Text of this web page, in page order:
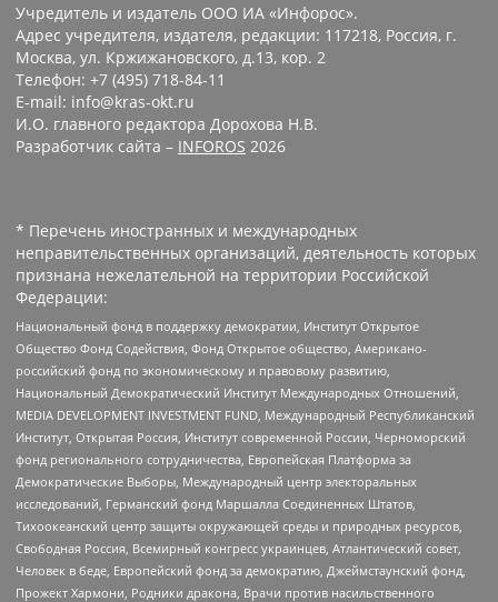
Учредитель и издатель ООО ИА «Инфорос».
Адрес учредителя, издателя, редакции: 117218, Россия, г.
Москва, ул. Кржижановского, д.13, кор. 2
Телефон: +7 (495) 718-84-11
E-mail: info@kras-okt.ru
И.О. главного редактора Дорохова Н.В.
Разработчик сайта – INFOROS 2026
* Перечень иностранных и международных
неправительственных организаций, деятельность которых
признана нежелательной на территории Российской
Федерации:
Национальный фонд в поддержку демократии, Институт Открытое
Общество Фонд Содействия, Фонд Открытое общество, Американо-
российский фонд по экономическому и правовому развитию,
Национальный Демократический Институт Международных Отношений,
MEDIA DEVELOPMENT INVESTMENT FUND, Международный Республиканский
Институт, Открытая Россия, Институт современной России, Черноморский
фонд регионального сотрудничества, Европейская Платформа за
Демократические Выборы, Международный центр электоральных
исследований, Германский фонд Маршалла Соединенных Штатов,
Тихоокеанский центр защиты окружающей среды и природных ресурсов,
Свободная Россия, Всемирный конгресс украинцев, Атлантический совет,
Человек в беде, Европейский фонд за демократию, Джеймстаунский фонд,
Прожект Хармони, Родники дракона, Врачи против насильственного